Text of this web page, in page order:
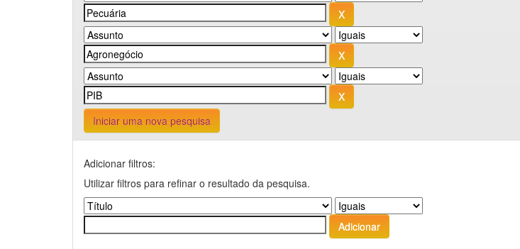
Iniciar uma nova pesquisa
Adicionar filtros:
Utilizar filtros para refinar o resultado da pesquisa.